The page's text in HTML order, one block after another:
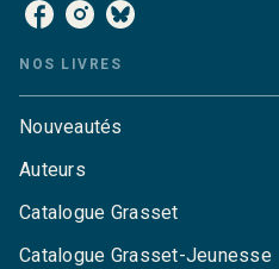
NOS LIVRES
Nouveautés
Auteurs
Catalogue Grasset
Catalogue Grasset-Jeunesse